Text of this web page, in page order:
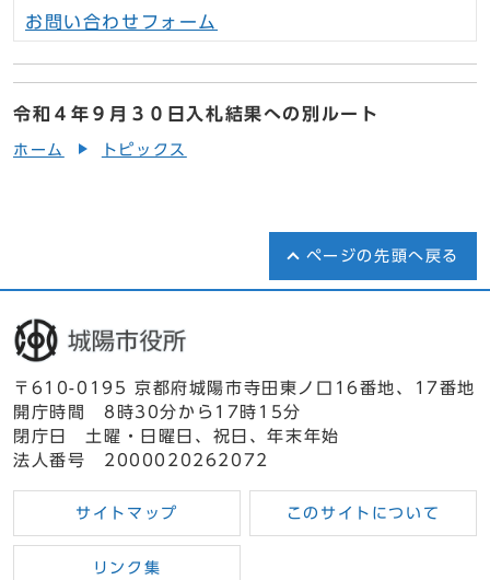
お問い合わせフォーム
令和４年９月３０日入札結果への別ルート
ホーム トピックス
ページの先頭へ戻る
〒610-0195 京都府城陽市寺田東ノ口16番地、17番地
開庁時間 8時30分から17時15分
閉庁日 土曜・日曜日、祝日、年末年始
法人番号 2000020262072
サイトマップ このサイトについて
リンク集